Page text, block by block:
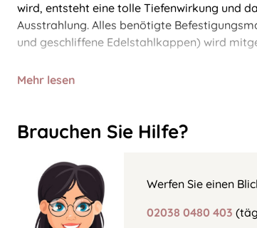
wird, entsteht eine tolle Tiefenwirkung und
Ausstrahlung. Alles benötigte
und geschliffene Edelstahlkappen) wird
Mehr lesen
Brauchen Sie Hilfe?
Werfen Sie einen
02038 0480 403